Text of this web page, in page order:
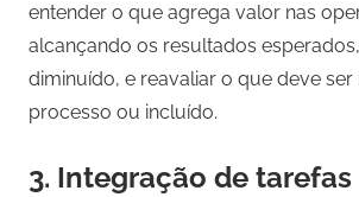
entender o que agrega valor nas
alcançando os resultados
diminuído, e reavaliar o que deve
processo ou incluído.
3. Integração de tarefas